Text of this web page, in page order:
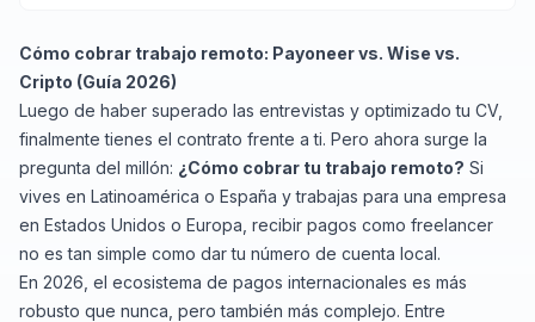
Cómo cobrar trabajo remoto: Payoneer vs. Wise vs.
Cripto (Guía 2026)
Luego de haber superado las entrevistas y optimizado tu CV,
finalmente tienes el contrato frente a ti. Pero ahora surge la
pregunta del millón: ¿Cómo cobrar tu trabajo remoto? Si
vives en Latinoamérica o España y trabajas para una empresa
en Estados Unidos o Europa, recibir pagos como freelancer
no es tan simple como dar tu número de cuenta local.
En 2026, el ecosistema de pagos internacionales es más
robusto que nunca, pero también más complejo. Entre